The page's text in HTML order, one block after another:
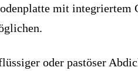
mit
oder pastöser